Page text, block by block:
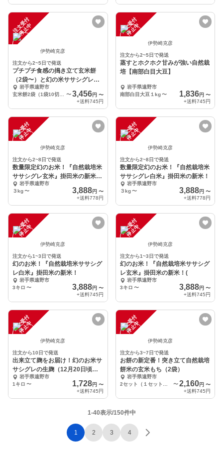
注
文
受
付
停
止
中
伊勢崎克彦
注文から2~5日で発送
プチプチ食感の搗き立て玄米餅
（2袋〜）と幻の米ササシグレ白
米（玄米）セット
岩手県遠野市
〜 3,456円 〜
+送料745円
注
文
受
付
停
止
中
伊勢崎克彦
注文から2~5日で発送
蒸すとホクホク甘みが強い自然栽
培【南部白目大豆】
岩手県遠野市
南部白目大豆１kg 〜 1,836円 〜
+送料745円
注
文
受
付
停
止
中
伊勢崎克彦
注文から2~8日で発送
数量限定幻のお米！『自然栽培米
ササシグレ玄米』掛田米の新米！
(
岩手県遠野市
３kg〜 3,888円 〜
+送料778円
注
文
受
付
停
止
中
伊勢崎克彦
注文から2~8日で発送
数量限定幻のお米！『自然栽培米
ササシグレ白米』掛田米の新米！
岩手県遠野市
３kg 〜 3,888円 〜
+送料778円
注
文
受
付
停
止
中
伊勢崎克彦
注文から1~3日で発送
幻のお米！『自然栽培米ササシグ
レ白米』掛田米の新米！
岩手県遠野市
3キロ 〜 3,888円 〜
+送料745円
注
文
受
付
停
止
中
伊勢崎克彦
注文から1~3日で発送
幻のお米！『自然栽培米ササシグ
レ玄米』掛田米の新米！(
岩手県遠野市
3キロ 〜 3,888円 〜
+送料745円
注
文
受
付
停
止
中
伊勢崎克彦
注文から10日で発送
出来立て麹をお届け！幻のお米サ
サシグレの生麹（12月20日頃発
送）岩手県遠野市
1キロ 〜 1,728円 〜
+送料745円
注
文
受
付
停
止
中
伊勢崎克彦
注文から3~7日で発送
お餅の新定番！突き立て自然栽培
餅米の玄米もち（2袋）
岩手県遠野市
〜2,160円 〜
+送料745円
1-40表示/150件中
1 2 3 4